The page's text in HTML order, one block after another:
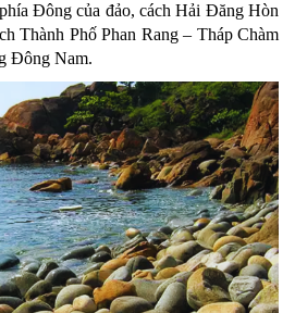
Đông của đảo, cách Hải Đăng Hòn
Thành Phố Phan Rang – Tháp Chàm
Đông Nam.